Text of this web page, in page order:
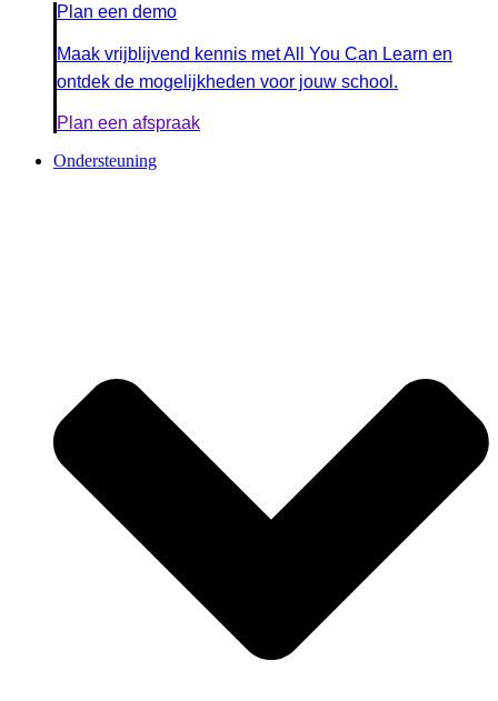
Plan een demo
Maak vrijblijvend kennis met All You Can Learn en
ontdek de mogelijkheden voor jouw school.
Plan een afspraak
Ondersteuning